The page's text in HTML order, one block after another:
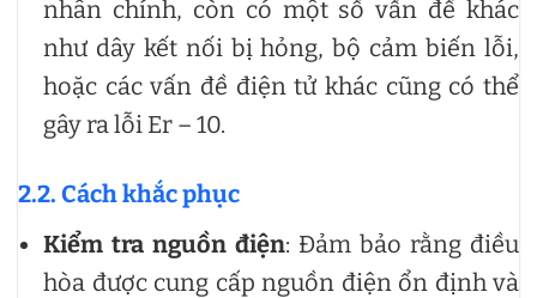
nhân chính, còn có một số vấn đề khác
như dây kết nối bị hỏng, bộ cảm biến lỗi,
hoặc các vấn đề điện tử khác cũng có thể
gây ra lỗi Er – 10.
2.2. Cách khắc phục
Kiểm tra nguồn điện: Đảm bảo rằng điều
hòa được cung cấp nguồn điện ổn định và